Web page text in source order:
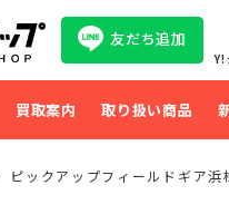
友だち追加
Y!
買取案内 取り扱い商品
ピックアップフィールドギア浜